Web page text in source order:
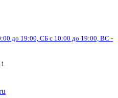
до 19:00, СБ с 10:00 до 19:00, ВС -